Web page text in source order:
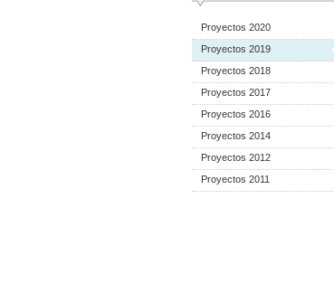
Proyectos 2020
Proyectos 2019
Proyectos 2018
Proyectos 2017
Proyectos 2016
Proyectos 2014
Proyectos 2012
Proyectos 2011